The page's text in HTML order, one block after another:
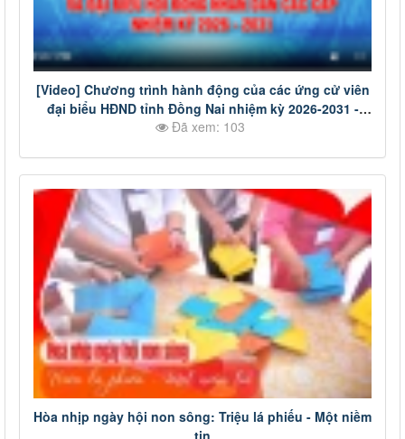
[Video] Chương trình hành động của các ứng cử viên
đại biểu HĐND tỉnh Đồng Nai nhiệm kỳ 2026-2031 -
Đơn vị bầu cử số 14
Đã xem: 103
Hòa nhịp ngày hội non sông: Triệu lá phiếu - Một niềm
tin